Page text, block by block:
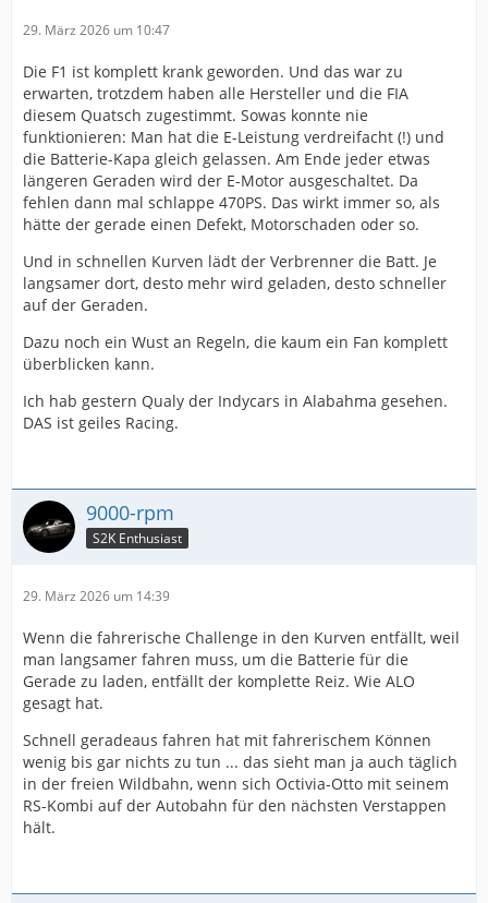
29. März 2026 um 10:47
Die F1 ist komplett krank geworden. Und das war zu
erwarten, trotzdem haben alle Hersteller und die FIA
diesem Quatsch zugestimmt. Sowas konnte nie
funktionieren: Man hat die E-Leistung verdreifacht (!) und
die Batterie-Kapa gleich gelassen. Am Ende jeder etwas
längeren Geraden wird der E-Motor ausgeschaltet. Da
fehlen dann mal schlappe 470PS. Das wirkt immer so, als
hätte der gerade einen Defekt, Motorschaden oder so.
Und in schnellen Kurven lädt der Verbrenner die Batt. Je
langsamer dort, desto mehr wird geladen, desto schneller
auf der Geraden.
Dazu noch ein Wust an Regeln, die kaum ein Fan komplett
überblicken kann.
Ich hab gestern Qualy der Indycars in Alabahma gesehen.
DAS ist geiles Racing.
9000-rpm
S2K Enthusiast
29. März 2026 um 14:39
Wenn die fahrerische Challenge in den Kurven entfällt, weil
man langsamer fahren muss, um die Batterie für die
Gerade zu laden, entfällt der komplette Reiz. Wie ALO
gesagt hat.
Schnell geradeaus fahren hat mit fahrerischem Können
wenig bis gar nichts zu tun ... das sieht man ja auch täglich
in der freien Wildbahn, wenn sich Octivia-Otto mit seinem
RS-Kombi auf der Autobahn für den nächsten Verstappen
hält.